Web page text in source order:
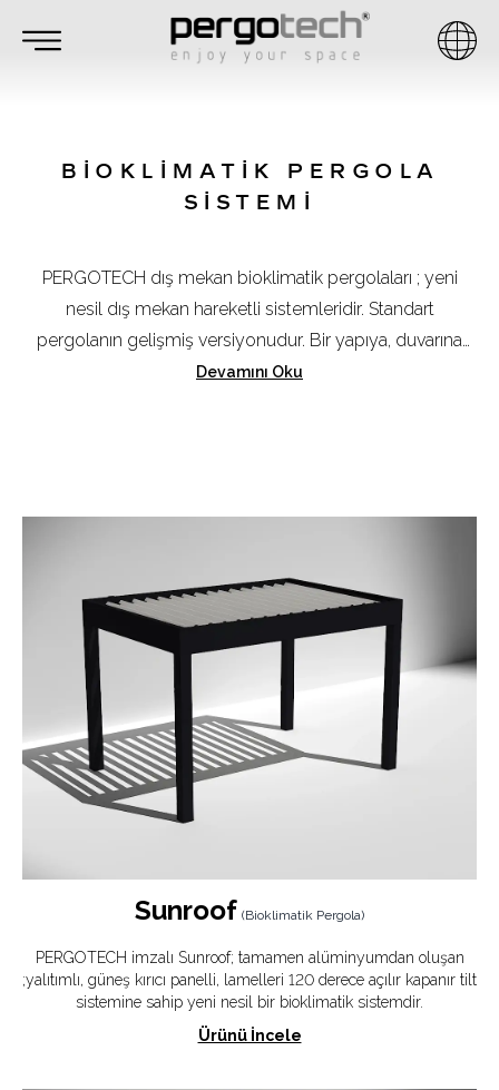
BİOKLİMATİK PERGOLA
SİSTEMİ
PERGOTECH dış mekan bioklimatik pergolaları ; yeni
nesil dış mekan hareketli sistemleridir. Standart
pergolanın gelişmiş versiyonudur. Bir yapıya, duvarına
direkt entegre edilmiş yahut zemine fixlenmiş , otomatik
alüminyumdan oluşan ,düzlemsel ve minimal
sistemlerdir.
Devamını Oku
Sunroof (Bioklimatik Pergola)
PERGOTECH imzalı Sunroof; tamamen alüminyumdan oluşan
;yalıtımlı, güneş kırıcı panelli, lamelleri 120 derece açılır kapanır tilt
sistemine sahip yeni nesil bir bioklimatik sistemdir.
Ürünü İncele